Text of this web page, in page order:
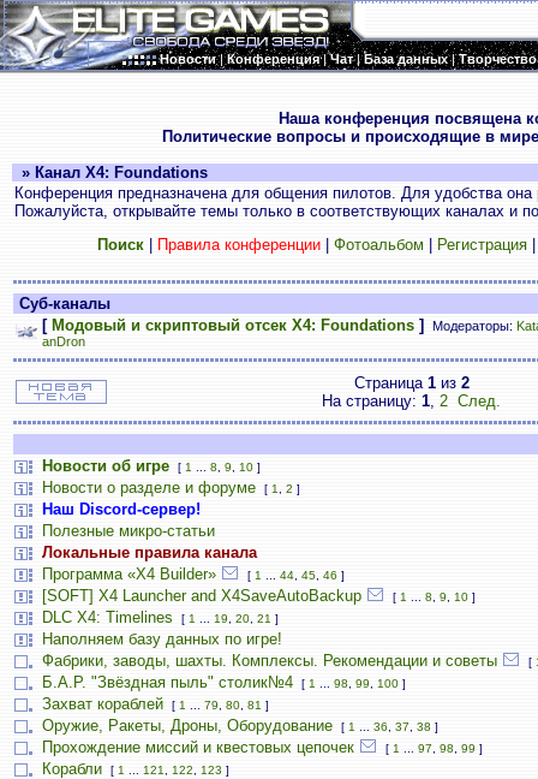
Новости|Конференция|Чат|База данных|Творчество
Наша конференция посвящена
Политические вопросы и происходящие в
» Канал X4: Foundations
Конференция предназначена для общения пилотов. Для удобства
Пожалуйста, открывайте темы только в соответствующих каналах и
Поиск| Правила конференции| Фотоальбом Регистрация
Суб-каналы
[ Модовый и скриптовый отсек X4: Foundations ] Модераторы:
anDron
Страница 1из 2
На страницу: 1, 2 След.
Новости об игре [ 1 8 9 10 ]
Новости о разделе и форуме [ 1 2 ]
Наш Discord-сервер!
Полезные микро-статьи
Локальные правила канала
Программа «X4 Builder»
[ 1 44 45 46 ]
[SOFT] X4 Launcher and X4SaveAutoBackup [ 1 8 9 10 ]
DLC X4: Timelines [ 1 19 20 21 ]
Наполняем базу данных по игре!
Фабрики, заводы, шахты. Комплексы. Рекомендации и советы
[
Б.А.Р. "Звёздная пыль" столик№4 [ 1 98 99 100 ]
Захват кораблей [ 1 79 80 81 ]
Оружие, Ракеты, Дроны, Оборудование [ 1 36 37 38 ]
Прохождение миссий и квестовых цепочек [ 1 97 98 99 ]
Корабли [ 1 121 122 123 ]